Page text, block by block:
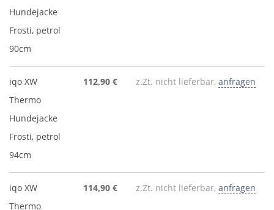
Hundejacke
Frosti, petrol
90cm
iqo XW
Thermo
Hundejacke
Frosti, petrol
94cm
112,90 € z.Zt. nicht lieferbar, anfragen
iqo XW
Thermo
114,90 € z.Zt. nicht lieferbar, anfragen